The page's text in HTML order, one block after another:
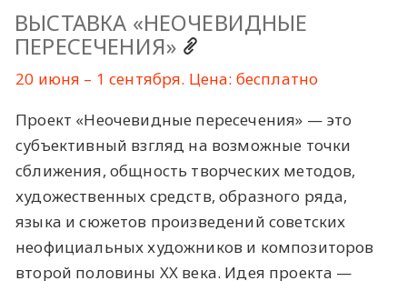
ВЫСТАВКА «НЕОЧЕВИДНЫЕ
ПЕРЕСЕЧЕНИЯ»
20 июня – 1 сентября. Цена: бесплатно
Проект «Неочевидные пересечения» — это
субъективный взгляд на возможные точки
сближения, общность творческих методов,
художественных средств, образного ряда,
языка и сюжетов произведений советских
неофициальных художников и композиторов
второй половины XX века. Идея проекта —